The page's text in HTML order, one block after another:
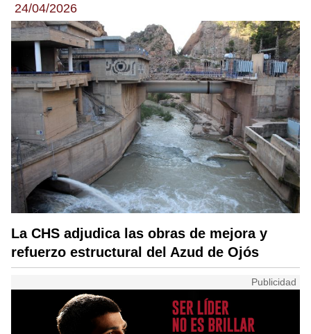
24/04/2026
La CHS adjudica las obras de mejora y
refuerzo estructural del Azud de Ojós